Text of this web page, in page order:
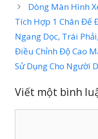
Dòng Màn Hình
Tích Hợp 1 Chân Đế
Ngang Dọc, Trái
Điều Chỉnh Độ Cao
Sử Dụng Cho Người
Viết một bình